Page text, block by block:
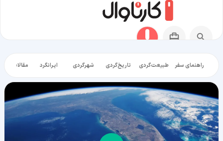
راهنمای سفر طبیعت‌گردی تاریخ‌گردی شهرگردی ایرانگرد مقالات